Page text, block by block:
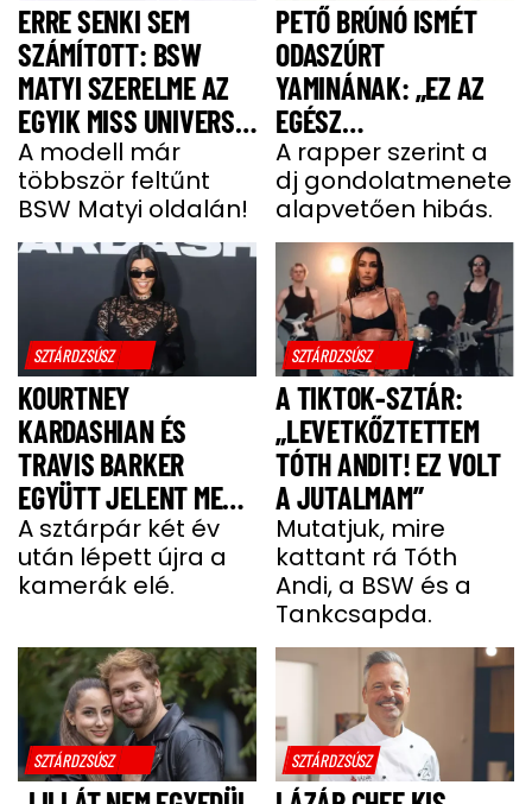
ERRE SENKI SEM
SZÁMÍTOTT: BSW
MATYI SZERELME AZ
EGYIK MISS UNIVERSE
HUNGARY VERSENYZŐ
A modell már
többször feltűnt
BSW Matyi oldalán!
PETŐ BRÚNÓ ISMÉT
ODASZÚRT
YAMINÁNAK: „EZ AZ
EGÉSZ
GONDOLATMENET
ZSÁKUTCA”
A rapper szerint a
dj gondolatmenete
alapvetően hibás.
SZTÁRDZSÚSZ
KOURTNEY
KARDASHIAN ÉS
TRAVIS BARKER
EGYÜTT JELENT MEG
A VÖRÖS SZŐNYEGEN
A sztárpár két év
után lépett újra a
kamerák elé.
SZTÁRDZSÚSZ
A TIKTOK-SZTÁR:
„LEVETKŐZTETTEM
TÓTH ANDIT! EZ VOLT
A JUTALMAM”
Mutatjuk, mire
kattant rá Tóth
Andi, a BSW és a
Tankcsapda.
SZTÁRDZSÚSZ SZTÁRDZSÚSZ